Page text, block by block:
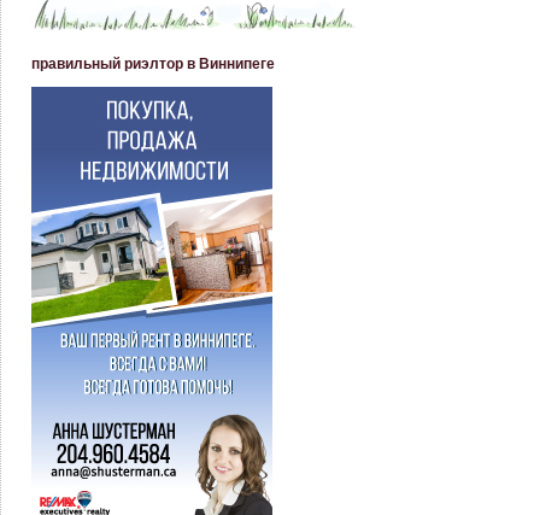
правильный риэлтор в Виннипеге